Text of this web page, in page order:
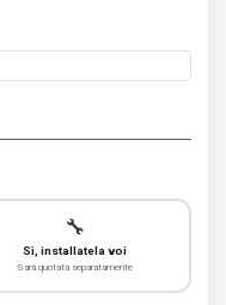
🔧
Sì, installatela voi
Sarà quotata separatamente